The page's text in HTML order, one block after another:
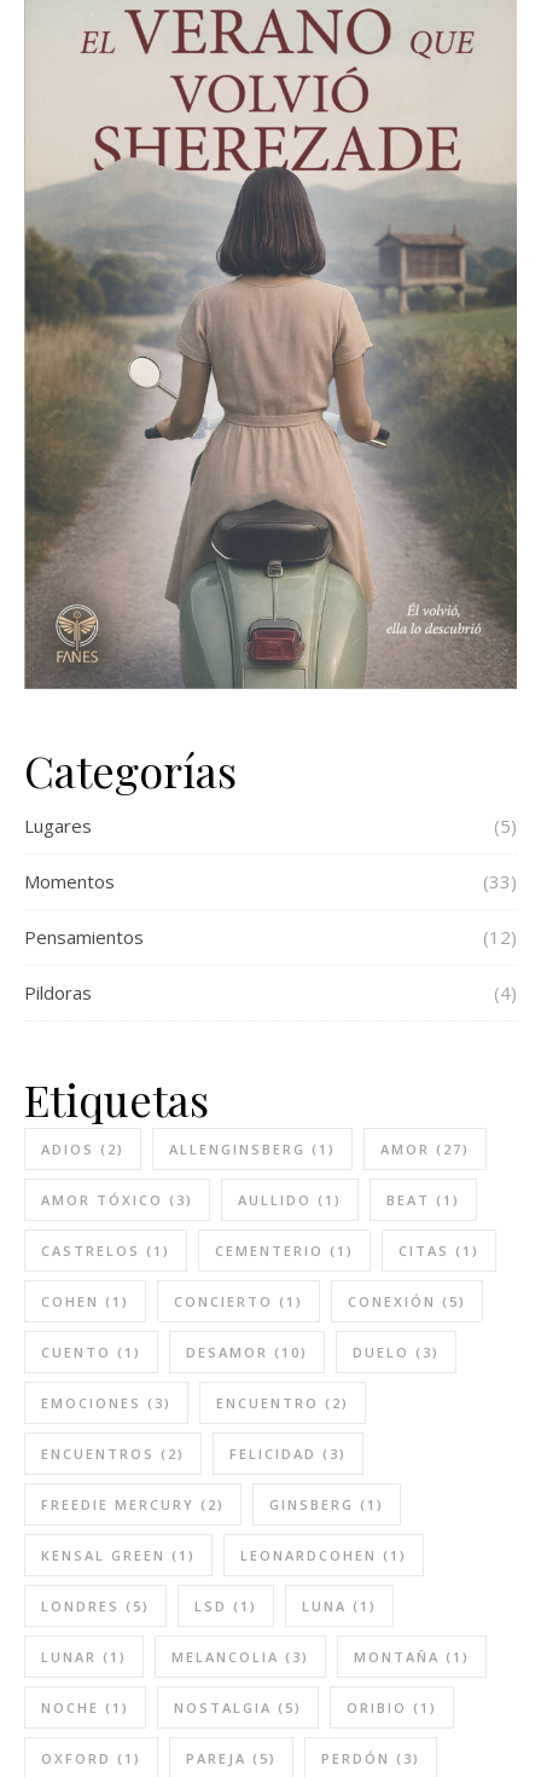
Categorías
Lugares (5)
Momentos (33)
Pensamientos (12)
Pildoras (4)
Etiquetas
ADIOS (2) ALLENGINSBERG (1) AMOR (27)
AMOR TÓXICO (3) AULLIDO (1) BEAT (1)
CASTRELOS (1) CEMENTERIO (1) CITAS (1)
COHEN (1) CONCIERTO (1) CONEXIÓN (5)
CUENTO (1) DESAMOR (10) DUELO (3)
EMOCIONES (3) ENCUENTRO (2)
ENCUENTROS (2) FELICIDAD (3)
FREEDIE MERCURY (2) GINSBERG (1)
KENSAL GREEN (1) LEONARDCOHEN (1)
LONDRES (5) LSD (1) LUNA (1)
LUNAR (1) MELANCOLIA (3) MONTAÑA (1)
NOCHE (1) NOSTALGIA (5) ORIBIO (1)
OXFORD (1) PAREJA (5) PERDÓN (3)